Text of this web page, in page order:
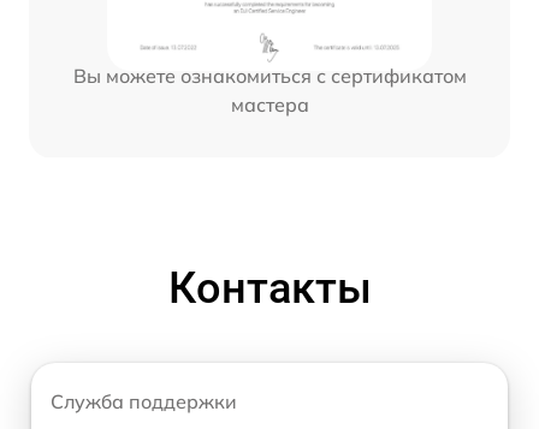
Вы можете ознакомиться с сертификатом
мастера
Контакты
Служба поддержки